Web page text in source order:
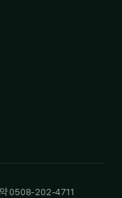
0508-202-4711